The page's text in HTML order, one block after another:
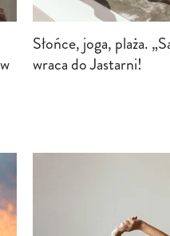
Słońce, joga, plaża.
wraca do Jastarni!